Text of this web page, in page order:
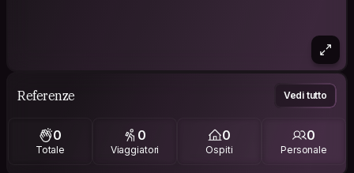
Referenze Vedi tutto
0
Totale
0
Viaggiatori
0
Ospiti
0
Personale